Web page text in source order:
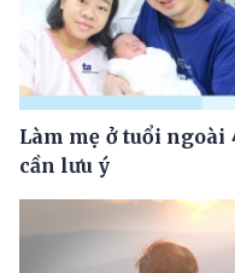
Làm mẹ ở tuổi ngoài
cần lưu ý